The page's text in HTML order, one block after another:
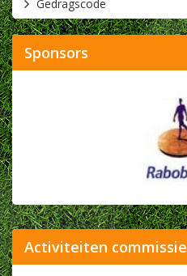
Gedragscode
Sponsors
Activiteiten commissie